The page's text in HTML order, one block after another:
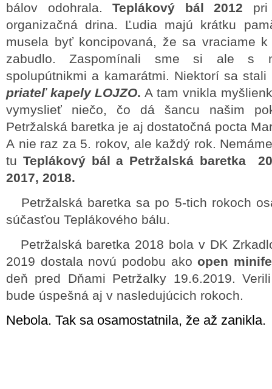
bálov odohrala. Teplákový bál 2012
organizačná drina. Ľudia majú krátku
musela byť koncipovaná, že sa vraciame
zabudlo. Zaspomínali sme si ale s
spolupútnikmi a kamarátmi. Niektorí sa
priateľ kapely LOJZO. A tam vnikla
vymyslieť niečo, čo dá šancu našim
Petržalská baretka je aj dostatočná pocta
A nie raz za 5. rokov, ale každý rok.
tu Teplákový bál a Petržalská baretka
2017, 2018.
Petržalská baretka sa po 5-tich rokoch
súčasťou Teplákového bálu.
Petržalská baretka 2018 bola v DK
2019 dostala novú podobu akoopen
deň pred Dňami Petržalky 19.6.2019.
bude úspešná aj v nasledujúcich rokoch.
Nebola. Tak sa osamostatnila, že až zanikla.